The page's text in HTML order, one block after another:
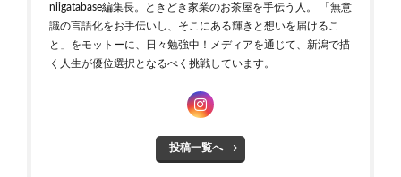
niigatabase編集長。ときどき家業のお茶屋を手伝う人。 「無意
識の言語化をお手伝いし、そこにある輝きと想いを届けるこ
と」をモットーに、日々勉強中！メディアを通じて、新潟で描
く人生が優位選択となるべく挑戦しています。
投稿一覧へ